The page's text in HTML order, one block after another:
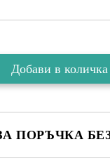
ПОРЪЧКА